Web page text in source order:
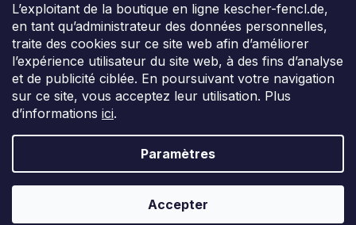
L’exploitant de la boutique en ligne kescher-fencl.de,
en tant qu’administrateur des données personnelles,
traite des cookies sur ce site web afin d’améliorer
l’expérience utilisateur du site web, à des fins d’analyse
et de publicité ciblée. En poursuivant votre navigation
sur ce site, vous acceptez leur utilisation. Plus
d’informations ici.
Paramètres
Accepter
Nous acceptons les paiements en ligne
Le colis sera livré par
Créé par Shoptet Premium